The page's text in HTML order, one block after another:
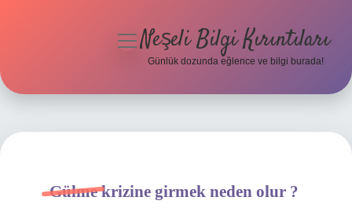
Hakkımızda
menüyüNeşeli Bilgi Kırıntıları
Günlük dozunda eğlence ve bilgi burada!
Gülme krizine girmek neden olur ?